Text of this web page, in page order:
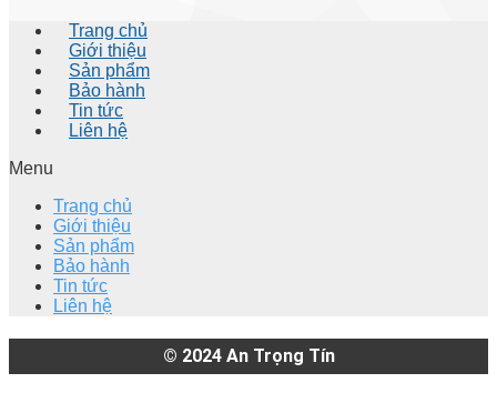
Trang chủ
Giới thiệu
Sản phẩm
Bảo hành
Tin tức
Liên hệ
Menu
Trang chủ
Giới thiệu
Sản phẩm
Bảo hành
Tin tức
Liên hệ
© 2024 An Trọng Tín